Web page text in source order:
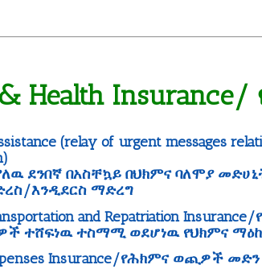
Health
(relay of urgent messages
ደንበኛ በአስቸኳይ በህክምና ባለሞያ
እንዲደርስ ማድረግ
and Repatriation
ተሸፍነዉ ተስማሚ ወደሆነዉ የህክምና
Insurance/የሕክምና ወጪዎች